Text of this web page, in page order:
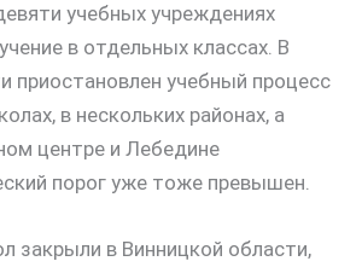
учебных учреждениях
в отдельных классах. В
приостановлен учебный процесс
в нескольких районах, а
центре и Лебедине
порог уже тоже превышен.
закрыли в Винницкой области,